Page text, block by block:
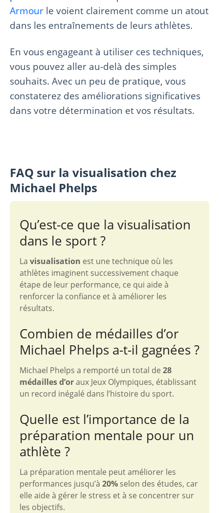
Armour le voient clairement comme un atout
dans les entraînements de leurs athlètes.
En vous engageant à utiliser ces techniques,
vous pouvez aller au-delà des simples
souhaits. Avec un peu de pratique, vous
constaterez des améliorations significatives
dans votre détermination et vos résultats.
FAQ sur la visualisation chez
Michael Phelps
Qu’est-ce que la visualisation
dans le sport ?
La visualisation est une technique où les
athlètes imaginent successivement chaque
étape de leur performance, ce qui aide à
renforcer la confiance et à améliorer les
résultats.
Combien de médailles d’or
Michael Phelps a-t-il gagnées ?
Michael Phelps a remporté un total de 28
médailles d’oraux Jeux Olympiques, établissant
un record inégalé dans l’histoire du sport.
Quelle est l’importance de la
préparation mentale pour un
athlète ?
La préparation mentale peut améliorer les
performances jusqu’à 20% selon des études, car
elle aide à gérer le stress et à se concentrer sur
les objectifs.